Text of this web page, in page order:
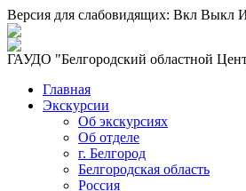
Версия для слабовидящих: Вкл Выкл
ГАУДО "Белгородский областной
Главная
Экскурсии
Об экскурсиях
Об отделе
г. Белгород
Белгородская область
Россия